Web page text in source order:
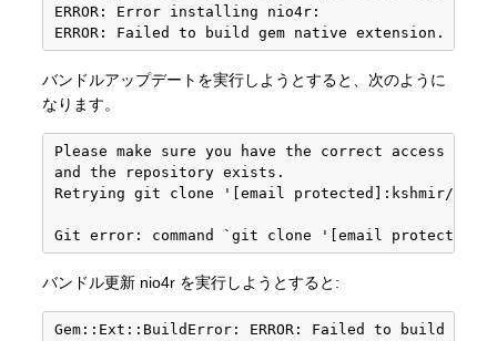
ERROR: Error installing nio4r:
バンドルアップデートを実行しようとすると、次のように
なります。
Please make sure you have the correct access
and the repository exists.
Retrying git clone '[email protected]:kshmir/
バンドル更新 nio4r を実行しようとすると:
Gem::Ext::BuildError: ERROR: Failed to build